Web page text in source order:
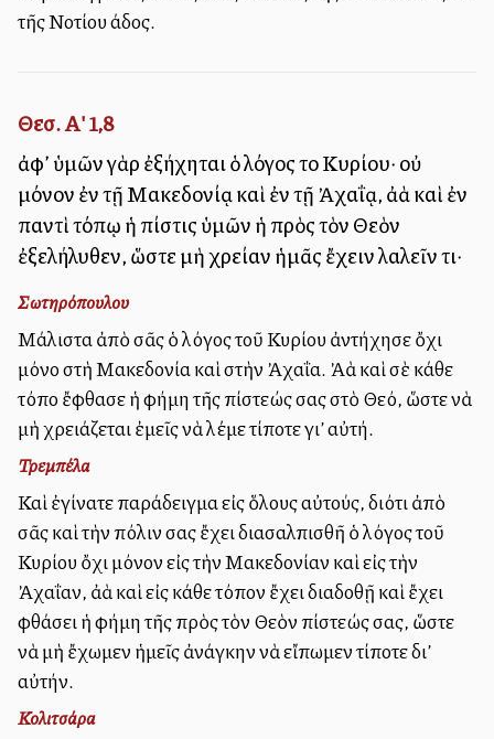
τῆς Νοτίου Ἐλλάδος.
Θεσ. Α' 1,8
ἀφ’ ὑμῶν γὰρ ἐξήχηται ὁ λόγος τοῦ Κυρίου· οὐ
μόνον ἐν τῇ Μακεδονίᾳ καὶ ἐν τῇ Ἀχαΐᾳ, ἀλλὰ καὶ ἐν
παντὶ τόπῳ ἡ πίστις ὑμῶν ἡ πρὸς τὸν Θεὸν
ἐξελήλυθεν, ὥστε μὴ χρείαν ἡμᾶς ἔχειν λαλεῖν τι·
Σωτηρόπουλου
Μάλιστα ἀπὸ σᾶς ὁ λόγος τοῦ Κυρίου ἀντήχησε ὄχι
μόνο στὴ Μακεδονία καὶ στὴν Ἀχαΐα. Ἀλλὰ καὶ σὲ κάθε
τόπο ἔφθασε ἡ φήμη τῆς πίστεώς σας στὸ Θεό, ὥστε νὰ
μὴ χρειάζεται ἐμεῖς νὰ λέμε τίποτε γι’ αὐτή.
Τρεμπέλα
Καὶ ἐγίνατε παράδειγμα εἰς ὅλους αὐτούς, διότι ἀπὸ
σᾶς καὶ τὴν πόλιν σας ἔχει διασαλπισθῆ ὁ λόγος τοῦ
Κυρίου ὄχι μόνον εἰς τὴν Μακεδονίαν καὶ εἰς τὴν
Ἀχαΐαν, ἀλλὰ καὶ εἰς κάθε τόπον ἔχει διαδοθῇ καὶ ἔχει
φθάσει ἡ φήμη τῆς πρὸς τὸν Θεὸν πίστεώς σας, ὥστε
νὰ μὴ ἔχωμεν ἡμεῖς ἀνάγκην νὰ εἴπωμεν τίποτε δι’
αὐτήν.
Κολιτσάρα